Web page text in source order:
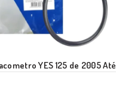
YES 125 de 2005 Até